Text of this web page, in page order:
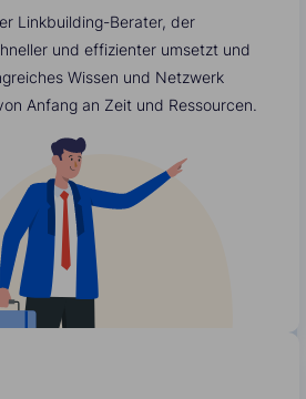
Linkbuilding-Berater, der
und effizienter umsetzt und
Wissen und Netzwerk
Anfang an Zeit und Ressourcen.